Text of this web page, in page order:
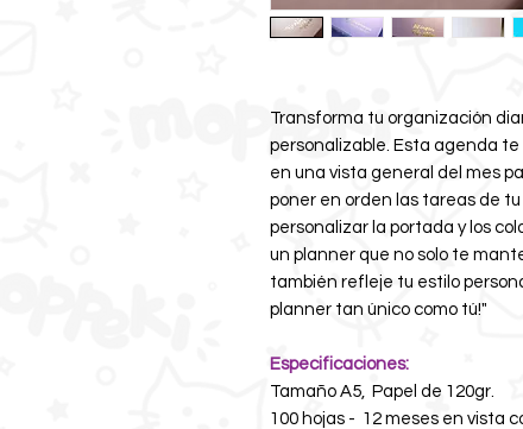
Transforma tu organización
personalizable. Esta agenda
en una vista general del mes
poner en orden las tareas de
personalizar la portada y los
un planner que no solo te
también refleje tu estilo
planner tan único como tú!"
Especificaciones:
Tamaño A5, Papel de 120gr.
100 hojas - 12 meses en vista